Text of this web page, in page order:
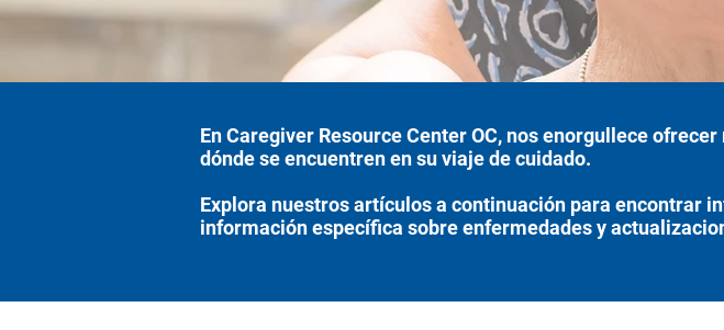
En Caregiver Resource Center OC, nos enorgullece
dónde se encuentren en su viaje de cuidado.
Explora nuestros artículos a continuación para encontrar
información específica sobre enfermedades y